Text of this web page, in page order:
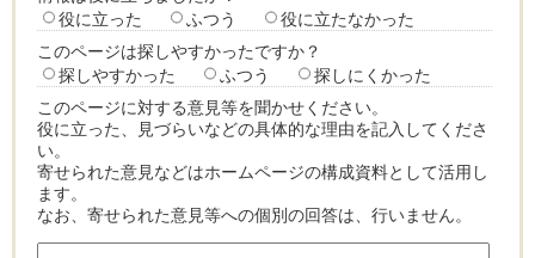
役に立った
ふつう
役に立たなかった
このページは探しやすかったですか？
探しやすかった
ふつう
探しにくかった
このページに対する意見等を聞かせください。
役に立った、見づらいなどの具体的な理由を記入してくださ
い。
寄せられた意見などはホームページの構成資料として活用し
ます。
なお、寄せられた意見等への個別の回答は、行いません。